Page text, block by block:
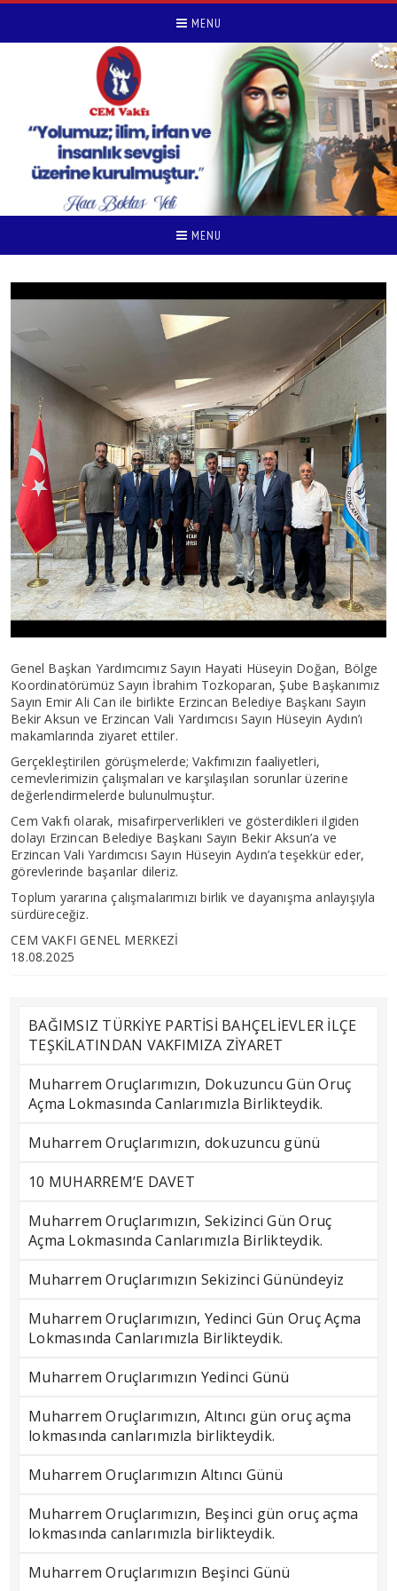
MENU
MENU
Genel Başkan Yardımcımız Sayın Hayati Hüseyin Doğan, Bölge
Koordinatörümüz Sayın İbrahim Tozkoparan, Şube Başkanımız
Sayın Emir Ali Can ile birlikte Erzincan Belediye Başkanı Sayın
Bekir Aksun ve Erzincan Vali Yardımcısı Sayın Hüseyin Aydın’ı
makamlarında ziyaret ettiler.
Gerçekleştirilen görüşmelerde; Vakfımızın faaliyetleri,
cemevlerimizin çalışmaları ve karşılaşılan sorunlar üzerine
değerlendirmelerde bulunulmuştur.
Cem Vakfı olarak, misafirperverlikleri ve gösterdikleri ilgiden
dolayı Erzincan Belediye Başkanı Sayın Bekir Aksun’a ve
Erzincan Vali Yardımcısı Sayın Hüseyin Aydın’a teşekkür eder,
görevlerinde başarılar dileriz.
Toplum yararına çalışmalarımızı birlik ve dayanışma anlayışıyla
sürdüreceğiz.
CEM VAKFI GENEL MERKEZİ
18.08.2025
BAĞIMSIZ TÜRKİYE PARTİSİ BAHÇELİEVLER İLÇE
TEŞKİLATINDAN VAKFIMIZA ZİYARET
Muharrem Oruçlarımızın, Dokuzuncu Gün Oruç
Açma Lokmasında Canlarımızla Birlikteydik.
Muharrem Oruçlarımızın, dokuzuncu günü
10 MUHARREM’E DAVET
Muharrem Oruçlarımızın, Sekizinci Gün Oruç
Açma Lokmasında Canlarımızla Birlikteydik.
Muharrem Oruçlarımızın Sekizinci Günündeyiz
Muharrem Oruçlarımızın, Yedinci Gün Oruç Açma
Lokmasında Canlarımızla Birlikteydik.
Muharrem Oruçlarımızın Yedinci Günü
Muharrem Oruçlarımızın, Altıncı gün oruç açma
lokmasında canlarımızla birlikteydik.
Muharrem Oruçlarımızın Altıncı Günü
Muharrem Oruçlarımızın, Beşinci gün oruç açma
lokmasında canlarımızla birlikteydik.
Muharrem Oruçlarımızın Beşinci Günü